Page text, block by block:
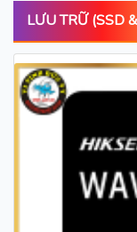
LƯU TRỮ (SSD